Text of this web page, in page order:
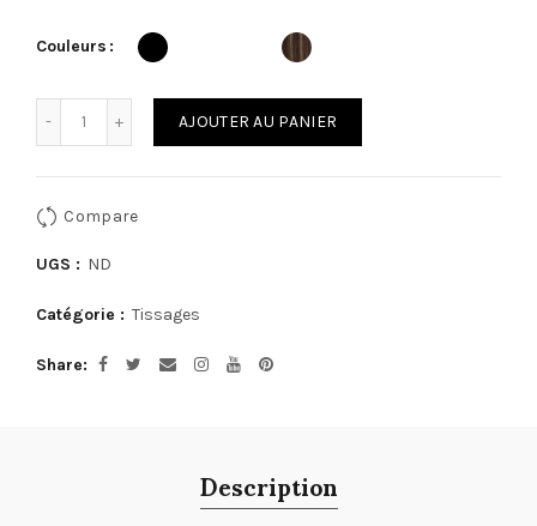
Couleurs
AJOUTER AU PANIER
Compare
UGS : ND
Catégorie : Tissages
Share
Description